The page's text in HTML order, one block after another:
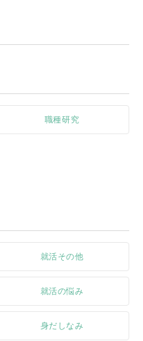
職種研究
就活その他
就活の悩み
身だしなみ